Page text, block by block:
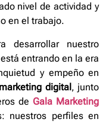
nivel de actividad y
en el trabajo.
desarrollar nuestro
entrando en la era
y empeño en
digital, junto
de Gala Marketing
nuestros perfiles en